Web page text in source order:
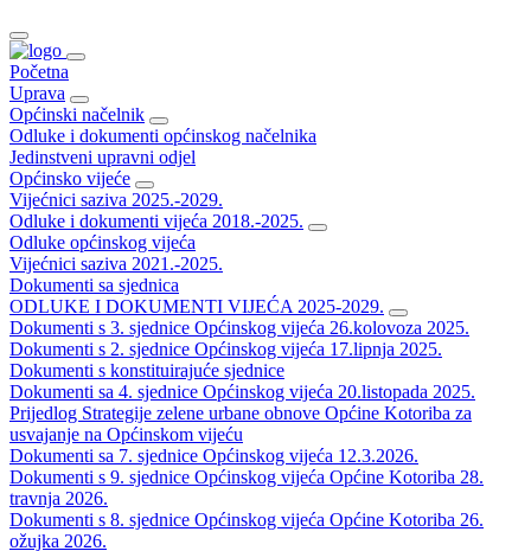
Početna
Uprava
Općinski načelnik
Odluke i dokumenti općinskog načelnika
Jedinstveni upravni odjel
Općinsko vijeće
Vijećnici saziva 2025.-2029.
Odluke i dokumenti vijeća 2018.-2025.
Odluke općinskog vijeća
Vijećnici saziva 2021.-2025.
Dokumenti sa sjednica
ODLUKE I DOKUMENTI VIJEĆA 2025-2029.
Dokumenti s 3. sjednice Općinskog vijeća 26.kolovoza 2025.
Dokumenti s 2. sjednice Općinskog vijeća 17.lipnja 2025.
Dokumenti s konstituirajuće sjednice
Dokumenti sa 4. sjednice Općinskog vijeća 20.listopada 2025.
Prijedlog Strategije zelene urbane obnove Općine Kotoriba za
usvajanje na Općinskom vijeću
Dokumenti sa 7. sjednice Općinskog vijeća 12.3.2026.
Dokumenti s 9. sjednice Općinskog vijeća Općine Kotoriba 28.
travnja 2026.
Dokumenti s 8. sjednice Općinskog vijeća Općine Kotoriba 26.
ožujka 2026.